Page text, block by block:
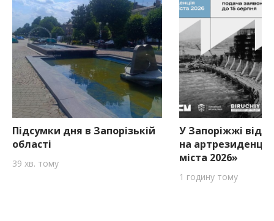
Підсумки дня в Запорізькій
області
39 хв. тому
У Запоріжжі
на
міста 2026»
1 годину тому